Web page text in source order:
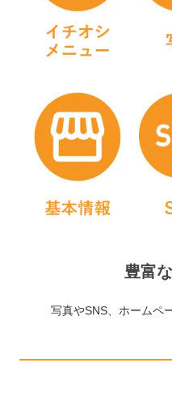
豊富
写真やSNS、ホームペ